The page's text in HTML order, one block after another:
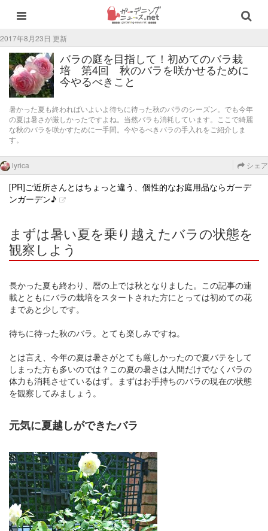
2017年8月23日 更新
バラの庭を目指して！初めてのバラ栽
培 第4回 秋のバラを咲かせるために
今やるべきこと
暑かった夏も終わればいよいよ待ちに待った秋のバラのシーズン。でも今年
の夏は暑さが厳しかったですよね。当然バラも消耗しています。ここで綺麗
な秋のバラを咲かすために一手間。今やるべきバラの手入れをご紹介しま
す。
lyrica シェア
[PR]ご近所さんとはちょっと違う、個性的なお庭用品ならガーデ
ンガーデン♪
まずは暑い夏を乗り越えたバラの状態を
観察しよう
長かった夏も終わり、暦の上では秋となりました。この記事の連
載とともにバラの栽培をスタートされた方にとっては初めての花
まであと少しです。
待ちに待った秋のバラ。とても楽しみですね。
とは言え、今年の夏は暑さがとても厳しかったので夏バテをして
しまった方も多いのでは？この夏の暑さは人間だけでなくバラの
体力も消耗させているはず。まずはお手持ちのバラの現在の状態
を観察してみましょう。
元気に夏越しができたバラ